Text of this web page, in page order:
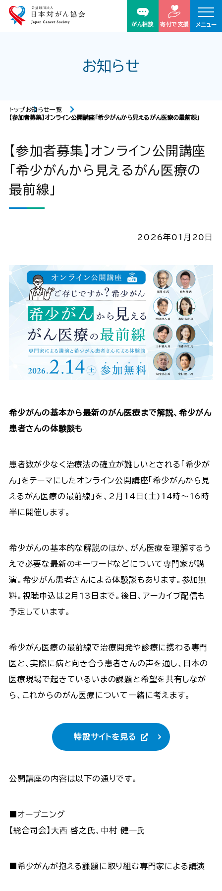
がん相談 寄付で支援 メニュー
お知らせ
トップお知らせ一覧
【参加者募集】オンライン公開講座「希少がんから見えるがん医療の最前線」
【参加者募集】オンライン公開講座
「希少がんから見えるがん医療の
最前線」
2026年01月20日
希少がんの基本から最新のがん医療まで解説、希少がん
患者さんの体験談も
患者数が少なく治療法の確立が難しいとされる「希少が
ん」をテーマにしたオンライン公開講座「希少がんから見
えるがん医療の最前線」を、2月14日(土)14時～16時
半に開催します。
希少がんの基本的な解説のほか、がん医療を理解するう
えで必要な最新のキーワードなどについて専門家が講
演。希少がん患者さんによる体験談もあります。参加無
料。視聴申込は2月13日まで。後日、アーカイブ配信も
予定しています。
希少がん医療の最前線で治療開発や診療に携わる専門
医と、実際に病と向き合う患者さんの声を通し、日本の
医療現場で起きているいまの課題と希望を共有しなが
ら、これからのがん医療について一緒に考えます。
特設サイトを見る
公開講座の内容は以下の通りです。
■オープニング
【総合司会】大西 啓之氏、中村 健一氏
■希少がんが抱える課題に取り組む専門家による講演